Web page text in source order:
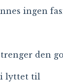
ingen
den
lyttet til